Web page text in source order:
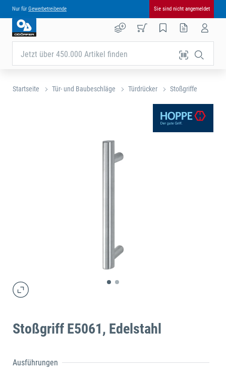
Nur für Gewerbetreibende Sie sind nicht angemeldet
Jetzt über 450.000 Artikel finden
Startseite Tür- und Baubeschläge Türdrücker Stoßgriffe
Stoßgriff E5061, Edelstahl
Ausführungen